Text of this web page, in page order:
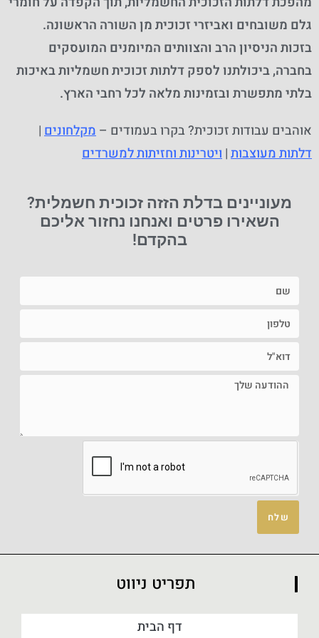
גלם משובחים ואביזרי זכוכית מן השורה הראשונה.
בזכות הניסיון הרב והצוותים המיומנים המועסקים
בחברה, ביכולתנו לספק דלתות זכוכית חשמליות באיכות
בלתי מתפשרת ובזמינות מלאה לכל רחבי הארץ.
אוהבים עבודות זכוכית? בקרו בעמודים –מקלחונים|
דלתות מעוצבות|ויטרינות וחזיתות למשרדים
מעוניינים בדלת הזזה זכוכית חשמלית?
השאירו פרטים ואנחנו נחזור אליכם
בהקדם!
שלח
תפריט ניווט
דף הבית